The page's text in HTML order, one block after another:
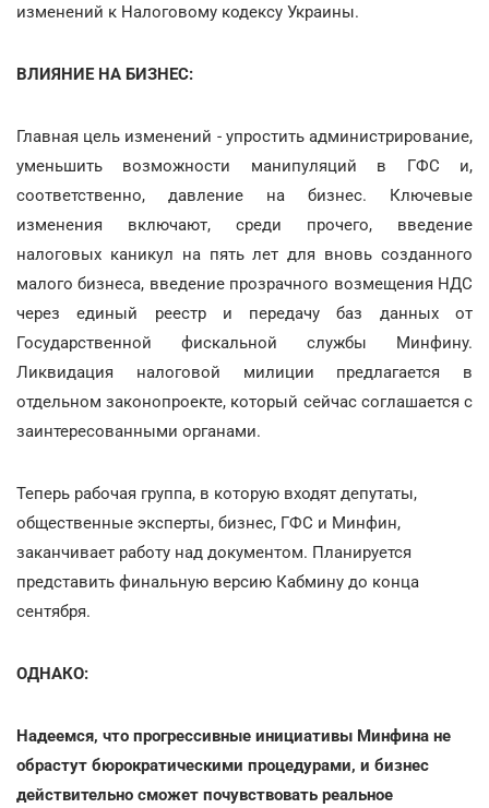
изменений к Налоговому кодексу Украины.
ВЛИЯНИЕ НА БИЗНЕС:
Главная цель изменений - упростить администрирование,
уменьшить возможности манипуляций в ГФС и,
соответственно, давление на бизнес. Ключевые
изменения включают, среди прочего, введение
налоговых каникул на пять лет для вновь созданного
малого бизнеса, введение прозрачного возмещения НДС
через единый реестр и передачу баз данных от
Государственной фискальной службы Минфину.
Ликвидация налоговой милиции предлагается в
отдельном законопроекте, который сейчас соглашается с
заинтересованными органами.
Теперь рабочая группа, в которую входят депутаты,
общественные эксперты, бизнес, ГФС и Минфин,
заканчивает работу над документом. Планируется
представить финальную версию Кабмину до конца
сентября.
ОДНАКО:
Надеемся, что прогрессивные инициативы Минфина не
обрастут бюрократическими процедурами, и бизнес
действительно сможет почувствовать реальное